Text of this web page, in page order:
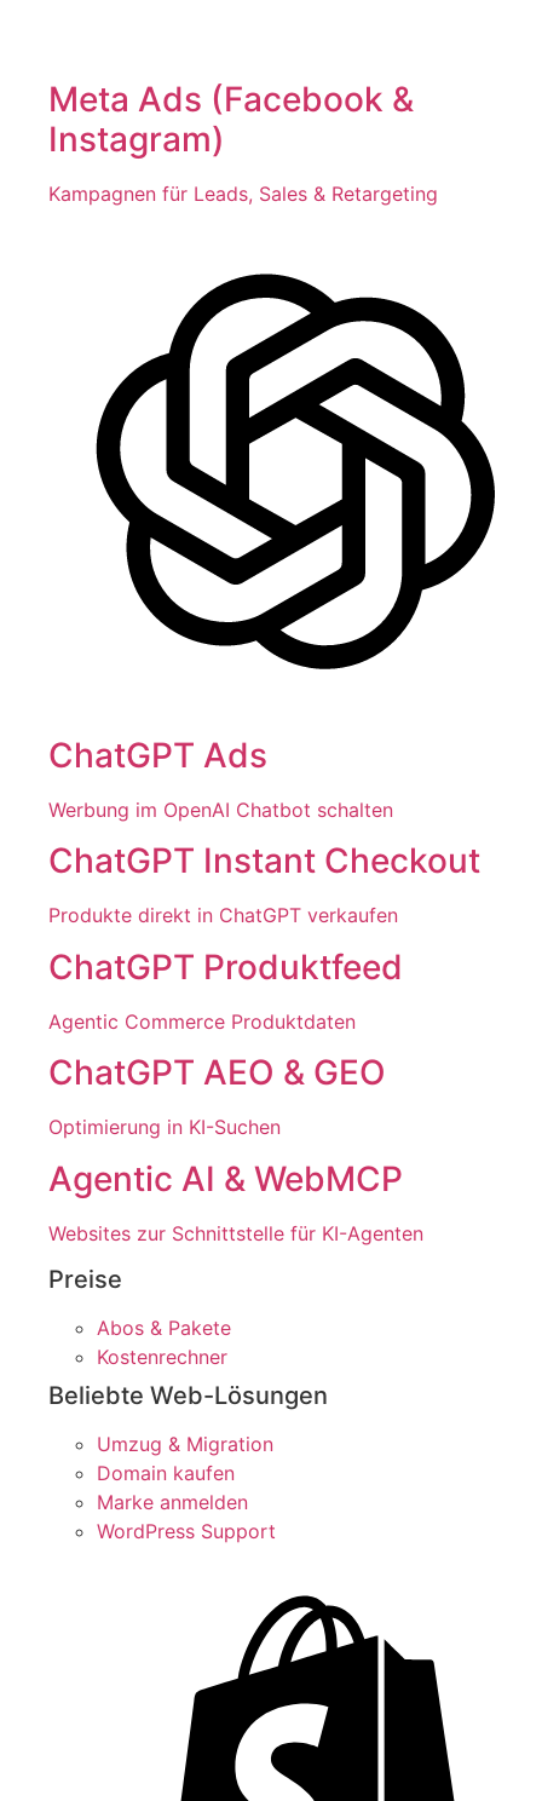
Meta Ads (Facebook &
Instagram)
Kampagnen für Leads, Sales & Retargeting
ChatGPT Ads
Werbung im OpenAI Chatbot schalten
ChatGPT Instant Checkout
Produkte direkt in ChatGPT verkaufen
ChatGPT Produktfeed
Agentic Commerce Produktdaten
ChatGPT AEO & GEO
Optimierung in KI-Suchen
Agentic AI & WebMCP
Websites zur Schnittstelle für KI-Agenten
Preise
Abos & Pakete
Kostenrechner
Beliebte Web-Lösungen​
Umzug & Migration
Domain kaufen
Marke anmelden
WordPress Support